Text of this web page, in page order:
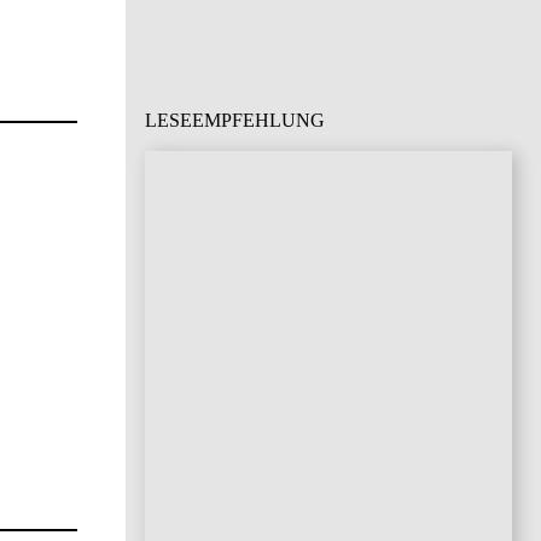
LESEEMPFEHLUNG